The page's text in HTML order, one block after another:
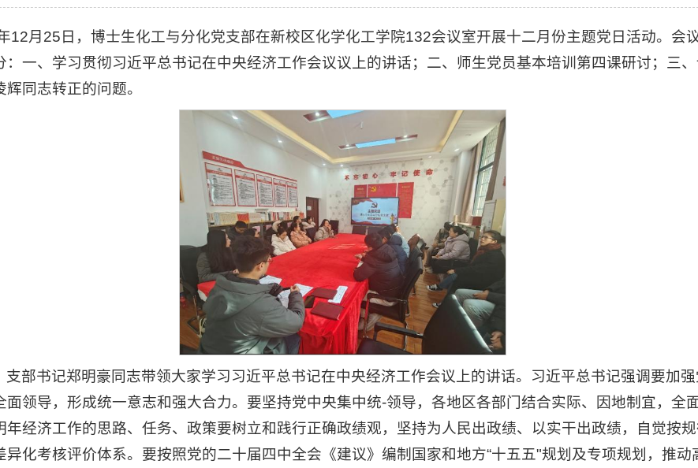
12月25日，博士生化工与分化党支部在新校区化学化工学院132会议室开展十二月份主题党日活动。会
：一、学习贯彻习近平总书记在中央经济工作会议议上的讲话；二、师生党员基本培训第四课研讨；三
同志转正的问题。
支部书记郑明豪同志带领大家学习习近平总书记在中央经济工作会议上的讲话。习近平总书记强调要加
面领导，形成统一意志和强大合力。要坚持党中央集中统-领导，各地区各部门结合实际、因地制宜，全
年经济工作的思路、任务、政策要树立和践行正确政绩观，坚持为人民出政绩、以实干出政绩，自觉按
异化考核评价体系。要按照党的二十届四中全会《建议》编制国家和地方“十五五"规划及专项规划，推动